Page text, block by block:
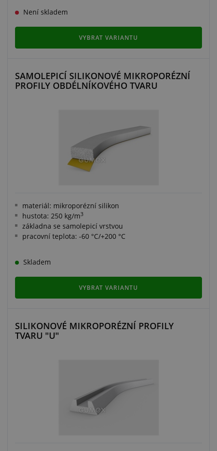
Není skladem
VYBRAT VARIANTU
SAMOLEPICÍ SILIKONOVÉ MIKROPORÉZNÍ
PROFILY OBDÉLNÍKOVÉHO TVARU
materiál: mikroporézní silikon
hustota: 250 kg/m3
základna se samolepicí vrstvou
pracovní teplota: -60 °C/+200 °C
Skladem
VYBRAT VARIANTU
SILIKONOVÉ MIKROPORÉZNÍ PROFILY
TVARU "U"